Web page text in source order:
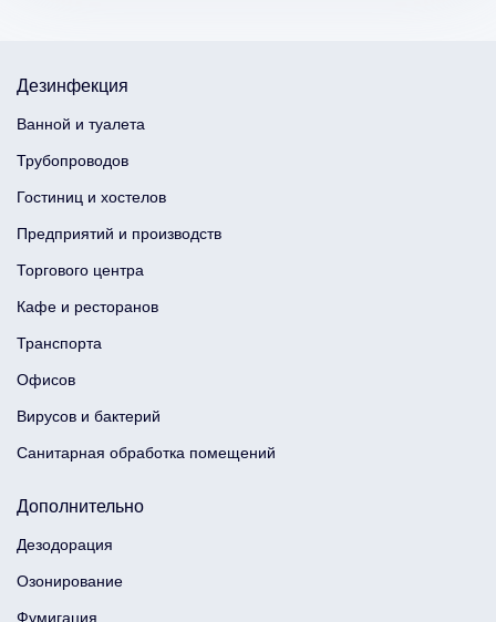
Дезинфекция
Ванной и туалета
Трубопроводов
Гостиниц и хостелов
Предприятий и производств
Торгового центра
Кафе и ресторанов
Транспорта
Офисов
Вирусов и бактерий
Санитарная обработка помещений
Дополнительно
Дезодорация
Озонирование
Фумигация